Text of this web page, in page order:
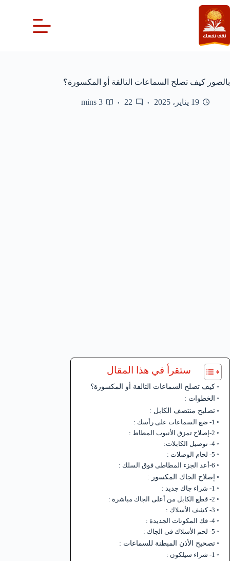
التجاوز
إلى
المحتوى
بالصور كيف تصلح السماعات التالفة أو المكسورة؟
19 يناير، 2025 22
3 mins
ستقرأ في هذا المقال
كيف تصلح السماعات التالفة أو المكسورة؟
الخطوات :
تصليح منتصف الكابل :
1- ضع السماعات على رأسك :
2-إصلاح تمزق الأنبوب المطاط :
4- توصيل الكابلات:
5- لحام الوصلات :
6-أعد الجزء المطاطى فوق السلك :
إصلاح الجاك المكسور :
1- شراء جاك جديد :
2- قطع الكابل من أعلى الجاك مباشرة :
3- كشف الأسلاك :
4- فك المكونات الجديدة :
5- لحم الأسلاك فى الجاك :
تصحيح الأذن المبطنة للسماعات :
1- شراء سيلكون :